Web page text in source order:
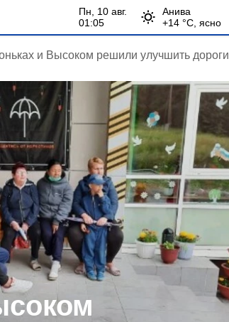
пн, 10 авг.
01:05
Анива
+14 °С, ясно
и Высоком решили улучшить дороги